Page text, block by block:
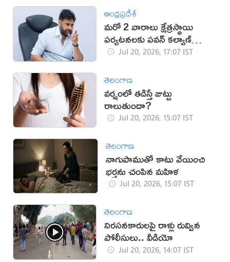
ఆంధ్రప్రదేశ్
మరో 2 వారాలు క్షేత్రస్థాయి
పర్యటనలకు పవన్ కల్యాణ్
దూరంJul 20, 2026, 17:07 IST
తెలంగాణ
వర్షంలో తడిస్తే జుట్టు
రాలుతుందా?
Jul 20, 2026, 15:07 IST
తెలంగాణ
నాగుపాముతో కాటు వేయించి
భర్తను చంపిన మహిళ
Jul 20, 2026, 15:07 IST
తెలంగాణ
నిరసనకారులపై రాళ్లు రువ్విన
పోలీసులు.. వీడియో
Jul 20, 2026, 14:07 IST